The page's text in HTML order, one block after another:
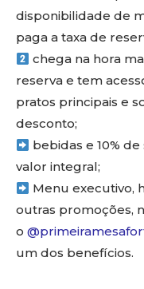
disponibilidade de
paga a taxa de
chega na hora
reserva e tem
pratos principais e
desconto;
bebidas e 10%
valor integral;
Menu executivo,
outras promoções,
o
um dos benefícios.